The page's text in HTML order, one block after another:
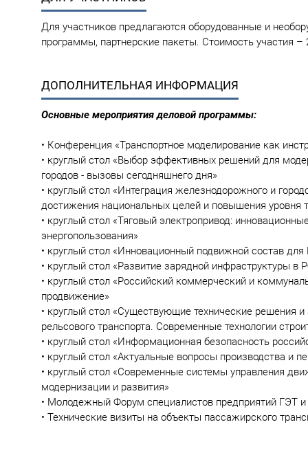
Для участников предлагаются оборудованные и
программы, партнерские пакеты. Стоимость участия
ДОПОЛНИТЕЛЬНАЯ ИНФОРМАЦИЯ
Основные мероприятия деловой программы:
• Конференция «Транспортное моделирование как
• круглый стол «Выбор эффективных решений для
городов - вызовы сегодняшнего дня»
• круглый стол «Интеграция железнодорожного и
достижения национальных целей и повышения уровня
• круглый стол «Тяговый электропривод:
энергопользования»
• круглый стол «Инновационный подвижной состав для
• круглый стол «Развитие зарядной инфраструктуры в
• круглый стол «Российский коммерческий и
продвижение»
• круглый стол «Существующие технические
рельсового транспорта. Современные технологии
• круглый стол «Информационная безопасность
• круглый стол «Актуальные вопросы производства и
• круглый стол «Современные системы управления
модернизации и развития»
• Молодежный Форум специалистов предприятий ГЭТ и
• Технические визиты на объекты пассажирского